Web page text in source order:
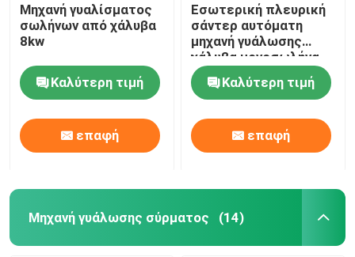
Μηχανή γυαλίσματος
σωλήνων από χάλυβα
8kw
Καλύτερη τιμή
επαφή
Εσωτερική πλευρική
σάντερ αυτόματη
μηχανή γυάλωσης
χάλυβα μονοσωλήνα
γυάλισσα σωλήνων
Καλύτερη τιμή
επαφή
Μηχανή γυάλωσης σύρματος (14)